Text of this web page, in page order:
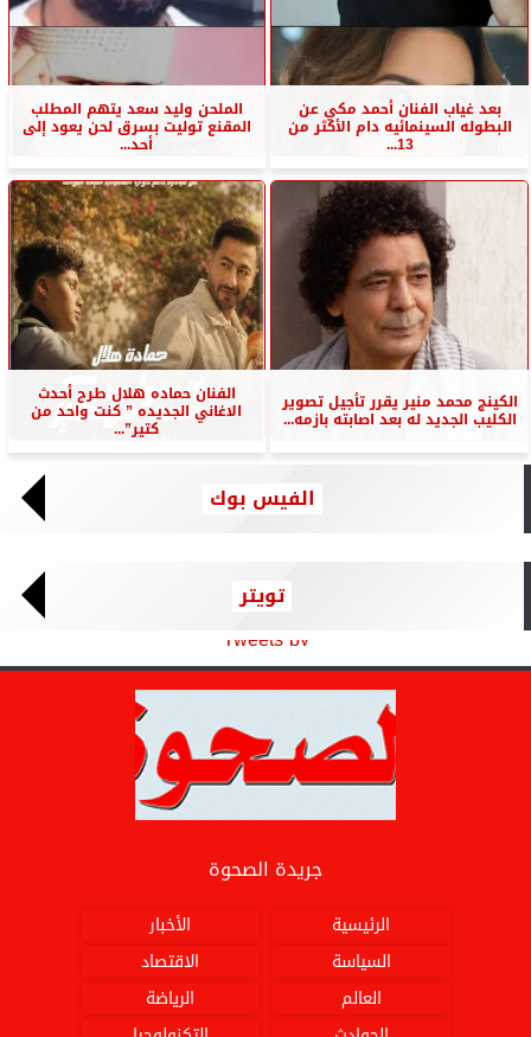
بعد غياب الفنان أحمد مكي عن
البطوله السينمائيه دام الأكثر من
13...
الملحن وليد سعد يتهم المطلب
المقنع توليت بسرق لحن يعود إلى
أحد...
الكينج محمد منير يقرر تأجيل تصوير
الكليب الجديد له بعد اصابته بازمه...
الفنان حماده هلال طرح أحدث
الاغاني الجديده ” كنت واحد من
كتير”...
الفيس بوك
تويتر
Tweets by
جريدة الصحوة
الرئيسية
الأخبار
السياسة
الاقتصاد
العالم
الرياضة